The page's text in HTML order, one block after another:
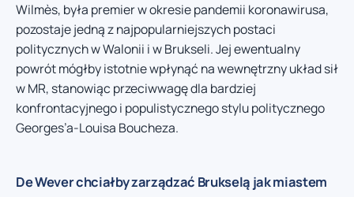
Wilmès, była premier w okresie pandemii koronawirusa,
pozostaje jedną z najpopularniejszych postaci
politycznych w Walonii i w Brukseli. Jej ewentualny
powrót mógłby istotnie wpłynąć na wewnętrzny układ sił
w MR, stanowiąc przeciwwagę dla bardziej
konfrontacyjnego i populistycznego stylu politycznego
Georges’a-Louisa Boucheza.
De Wever chciałby zarządzać Brukselą jak miastem